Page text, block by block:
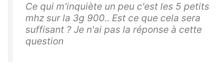
Ce qui m'inquiète un peu c'est les 5 petits
mhz sur la 3g 900.. Est ce que cela sera
suffisant ? Je n'ai pas la réponse à cette
question